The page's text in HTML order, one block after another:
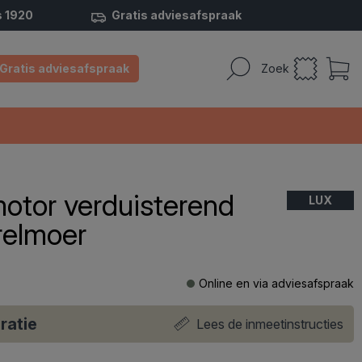
1920 Gratis adviesafspraak
Zoek
adviesafspraak
verduisterend
LUX
Online en via adviesafspraak
Lees de inmeetinstructies